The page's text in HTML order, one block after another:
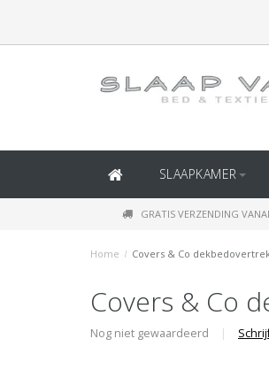
SLAAPKAMER
GRATIS VERZENDING
Home / Covers & Co
Covers & Co
Nog niet gewaardeerd |